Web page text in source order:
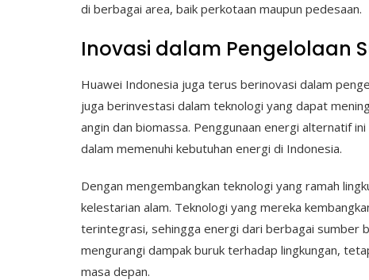
di berbagai area, baik perkotaan maupun pedesaan.
Inovasi dalam Pengelolaan
Huawei Indonesia juga terus berinovasi dalam
juga berinvestasi dalam teknologi yang dapat
angin dan biomassa. Penggunaan energi alternatif
dalam memenuhi kebutuhan energi di Indonesia.
Dengan mengembangkan teknologi yang ramah
kelestarian alam. Teknologi yang mereka
terintegrasi, sehingga energi dari berbagai sumber
mengurangi dampak buruk terhadap lingkungan,
masa depan.